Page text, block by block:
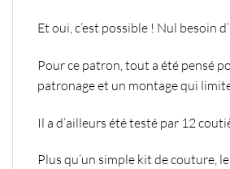
Et oui, c’est possible ! Nul besoin
Pour ce patron, tout a été pensé
patronage et un montage qui
Il a d’ailleurs ététesté par 12
Plus qu’un simple kit de couture,